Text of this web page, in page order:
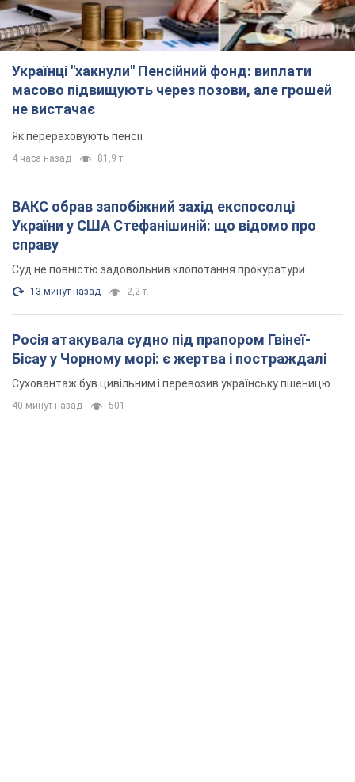
Українці "хакнули" Пенсійний фонд: виплати
масово підвищують через позови, але грошей
не вистачає
Як перераховують пенсії
4 часа назад 81,9 т.
ВАКС обрав запобіжний захід експосолці
України у США Стефанішиній: що відомо про
справу
Суд не повністю задовольнив клопотання прокуратури
13 минут назад 2,2 т.
Росія атакувала судно під прапором Гвінеї-
Бісау у Чорному морі: є жертва і постраждалі
Суховантаж був цивільним і перевозив українську пшеницю
40 минут назад 501